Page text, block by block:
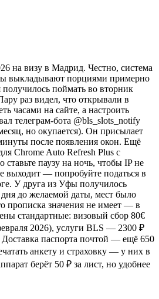
на визу в Мадрид. Честно, система
выкладывают порциями примерно
поймать во вторник
раз видел, что открывали в
часами на сайте, а настроить
телеграм-бота @bls_slots_notify
но окупается). Он присылает
после появления окон. Ещё
Chrome Auto Refresh Plus с
ставьте паузу на ночь, чтобы IP не
выходит — попробуйте податься в
У друга из Уфы получилось
дня до желаемой даты, мест было
прописка значения не имеет — в
стандартные: визовый сбор 80€
2026), услуги BLS — 2300 ₽
Доставка паспорта почтой — ещё 650
анкету и страховку — у них в
берёт 50 ₽ за лист, но удобнее